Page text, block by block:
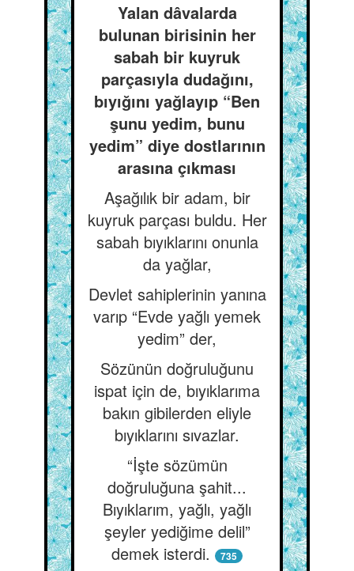
Yalan dâvalarda
bulunan birisinin her
sabah bir kuyruk
parçasıyla dudağını,
bıyığını yağlayıp “Ben
şunu yedim, bunu
yedim” diye dostlarının
arasına çıkması
Aşağılık bir adam, bir
kuyruk parçası buldu. Her
sabah bıyıklarını onunla
da yağlar,
Devlet sahiplerinin yanına
varıp “Evde yağlı yemek
yedim” der,
Sözünün doğruluğunu
ispat için de, bıyıklarıma
bakın gibilerden eliyle
bıyıklarını sıvazlar.
“İşte sözümün
doğruluğuna şahit...
Bıyıklarım, yağlı, yağlı
şeyler yediğime delil”
demek isterdi.
735